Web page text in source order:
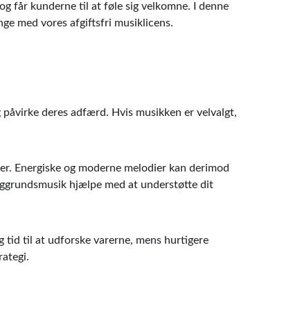
får kunderne til at føle sig velkomne. I denne
med vores afgiftsfri musiklicens.
deres adfærd. Hvis musikken er velvalgt,
Energiske og moderne melodier kan derimod
hjælpe med at understøtte dit
tid til at udforske varerne, mens hurtigere